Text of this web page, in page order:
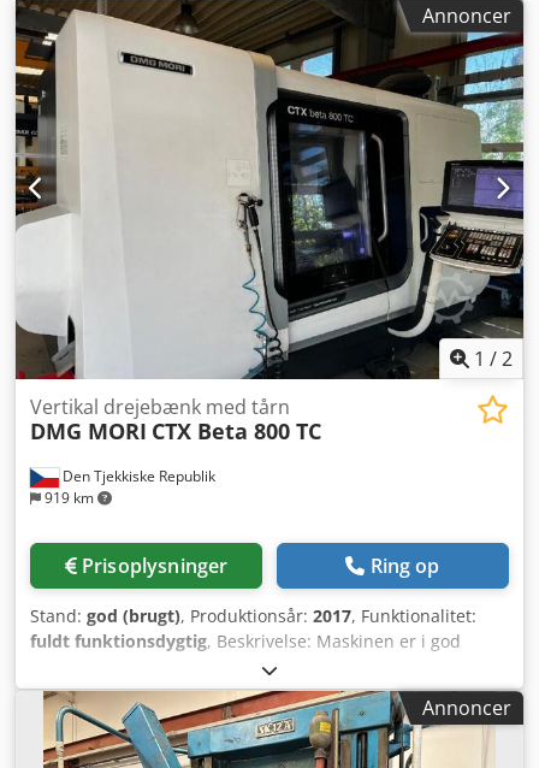
Annoncer
1 /2
Den Tjekkiske Republik
919 km
Vertikal drejebænk med tårn
DMG MORI CTX Beta 800 TC
Prisoplysninger Ring op
Stand: god (brugt), Produktionsår: 2017, Funktionalitet:
fuldt funktionsdygtig, Beskrivelse: Maskinen er i god
teknisk stand, mulighed for afprøvning efter forudgående
aftale. Udstyret med Siemens Shopturn-system, inklusive
stanglader, maskinen er komplet udstyret.
GRUNDLÆGGENDE PARAMETRE Arbejdsområde Maks.
Annoncer